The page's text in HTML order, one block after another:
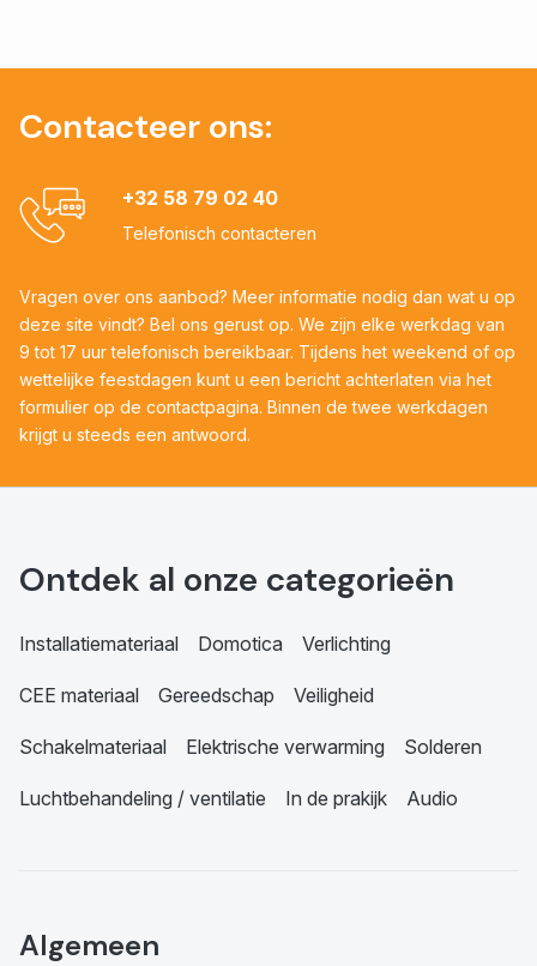
Contacteer ons:
+32 58 79 02 40
Telefonisch contacteren
Vragen over ons aanbod? Meer informatie nodig dan wat u op
deze site vindt? Bel ons gerust op. We zijn elke werkdag van
9 tot 17 uur telefonisch bereikbaar. Tijdens het weekend of op
wettelijke feestdagen kunt u een bericht achterlaten via het
formulier op de contactpagina. Binnen de twee werkdagen
krijgt u steeds een antwoord.
Ontdek al onze categorieën
Installatiemateriaal Domotica Verlichting
CEE materiaal Gereedschap Veiligheid
Schakelmateriaal Elektrische verwarming Solderen
Luchtbehandeling / ventilatie In de prakijk Audio
Algemeen